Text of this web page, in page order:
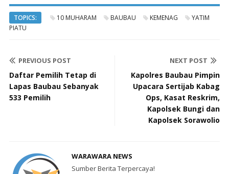
TOPICS: 10 MUHARAM BAUBAU KEMENAG
YATIM
PIATU
PREVIOUS POST
Daftar Pemilih Tetap di
Lapas Baubau Sebanyak
533 Pemilih
NEXT POST
Kapolres Baubau Pimpin
Upacara Sertijab Kabag
Ops, Kasat Reskrim,
Kapolsek Bungi dan
Kapolsek Sorawolio
WARAWARA NEWS
Sumber Berita Terpercaya!